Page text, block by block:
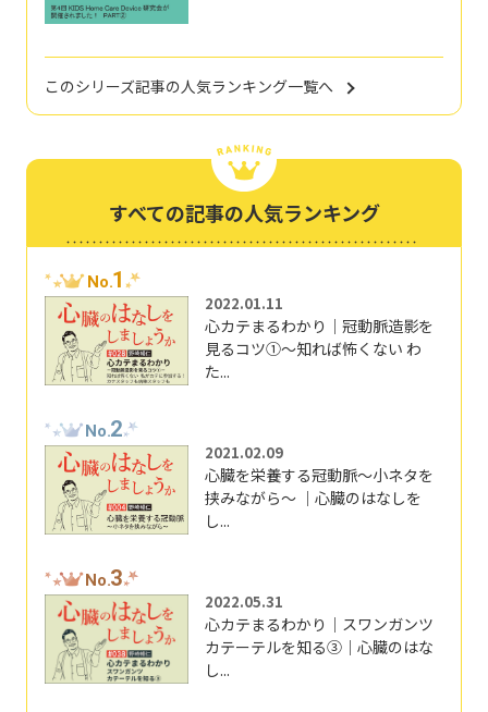
このシリーズ記事の人気ランキング一覧へ
すべての記事の人気ランキング
No.1
2022.01.11
心カテまるわかり｜冠動脈造影を
見るコツ①～知れば怖くない わ
た...
No.2
2021.02.09
心臓を栄養する冠動脈～小ネタを
挟みながら～ ｜心臓のはなしを
し...
No.3
2022.05.31
心カテまるわかり｜スワンガンツ
カテーテルを知る③｜心臓のはな
し...